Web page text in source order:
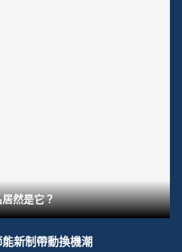
然是它？
新制帶動換機潮